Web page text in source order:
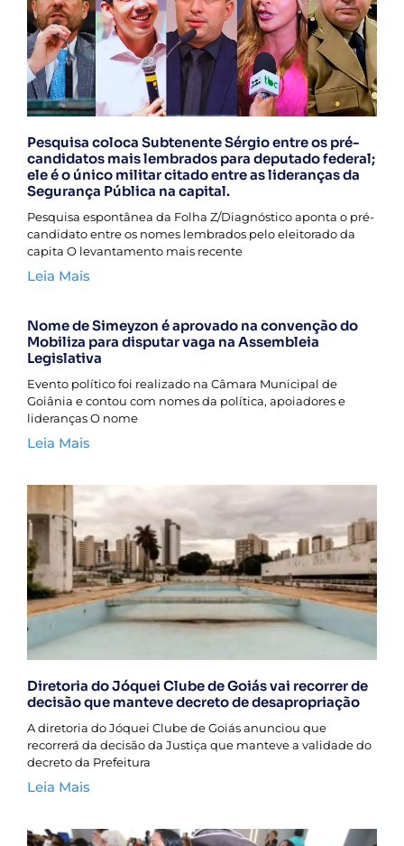
Pesquisa coloca Subtenente Sérgio entre os pré-
candidatos mais lembrados para deputado federal;
ele é o único militar citado entre as lideranças da
Segurança Pública na capital.
Pesquisa espontânea da Folha Z/Diagnóstico aponta o pré-
candidato entre os nomes lembrados pelo eleitorado da
capita O levantamento mais recente
Leia Mais
Nome de Simeyzon é aprovado na convenção do
Mobiliza para disputar vaga na Assembleia
Legislativa
Evento político foi realizado na Câmara Municipal de
Goiânia e contou com nomes da política, apoiadores e
lideranças O nome
Leia Mais
Diretoria do Jóquei Clube de Goiás vai recorrer de
decisão que manteve decreto de desapropriação
A diretoria do Jóquei Clube de Goiás anunciou que
recorrerá da decisão da Justiça que manteve a validade do
decreto da Prefeitura
Leia Mais